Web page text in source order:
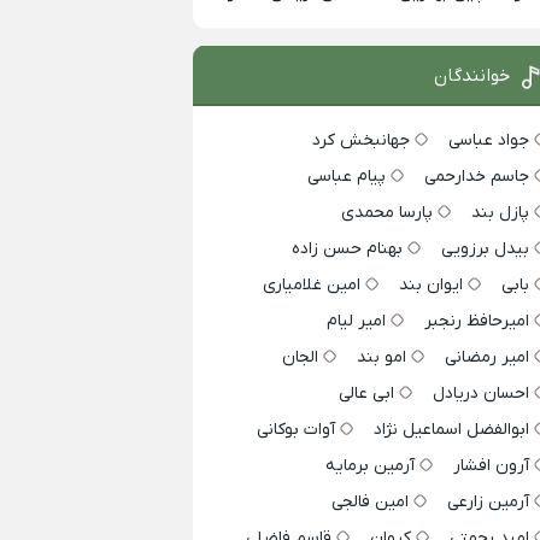
خوانندگان
جواد عباسی
جهانبخش کرد
جاسم خدارحمی
پیام عباسی
پازل بند
پارسا محمدی
بیدل برزویی
بهنام حسن زاده
بابی
ایوان بند
امین غلامیاری
امیرحافظ رنجبر
امیر لیام
امیر رمضانی
امو بند
الجان
احسان دریادل
ابی عالی
ابوالفضل اسماعیل نژاد
آوات بوکانی
آرون افشار
آرمین برمایه
آرمین زارعی
امین فالجی